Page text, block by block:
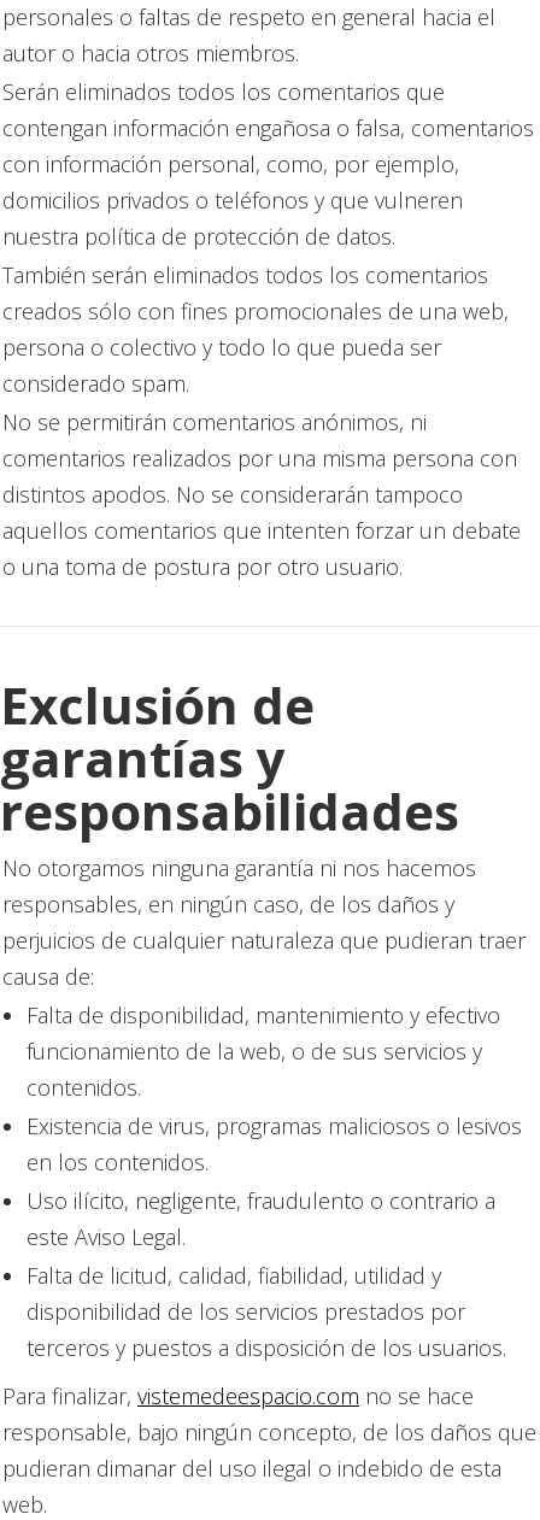
personales o faltas de respeto en general hacia el
autor o hacia otros miembros.
Serán eliminados todos los comentarios que
contengan información engañosa o falsa, comentarios
con información personal, como, por ejemplo,
domicilios privados o teléfonos y que vulneren
nuestra política de protección de datos.
También serán eliminados todos los comentarios
creados sólo con fines promocionales de una web,
persona o colectivo y todo lo que pueda ser
considerado spam.
No se permitirán comentarios anónimos, ni
comentarios realizados por una misma persona con
distintos apodos. No se considerarán tampoco
aquellos comentarios que intenten forzar un debate
o una toma de postura por otro usuario.
Exclusión de
garantías y
responsabilidades
No otorgamos ninguna garantía ni nos hacemos
responsables, en ningún caso, de los daños y
perjuicios de cualquier naturaleza que pudieran traer
causa de:
Falta de disponibilidad, mantenimiento y efectivo
funcionamiento de la web, o de sus servicios y
contenidos.
Existencia de virus, programas maliciosos o lesivos
en los contenidos.
Uso ilícito, negligente, fraudulento o contrario a
este Aviso Legal.
Falta de licitud, calidad, fiabilidad, utilidad y
disponibilidad de los servicios prestados por
terceros y puestos a disposición de los usuarios.
Para finalizar, vistemedeespacio.com no se hace
responsable, bajo ningún concepto, de los daños que
pudieran dimanar del uso ilegal o indebido de esta
web.